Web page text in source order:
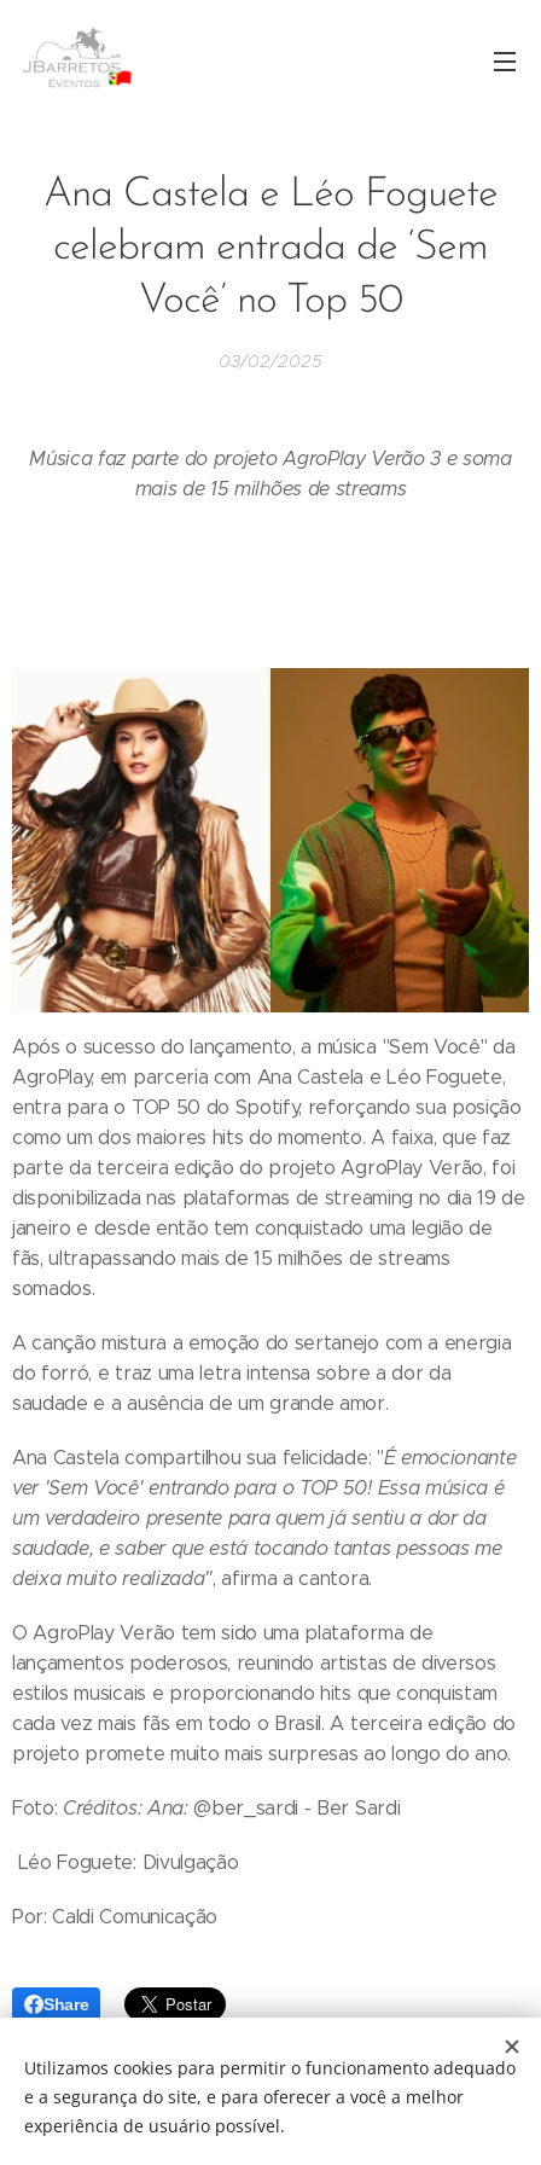
Ana Castela e Léo Foguete
celebram entrada de ‘Sem
Você’ no Top 50
03/02/2025
Música faz parte do projeto AgroPlay Verão 3 e soma
mais de 15 milhões de streams
Após o sucesso do lançamento, a música "Sem Você" da
AgroPlay, em parceria com Ana Castela e Léo Foguete,
entra para o TOP 50 do Spotify, reforçando sua posição
como um dos maiores hits do momento. A faixa, que faz
parte da terceira edição do projeto AgroPlay Verão, foi
disponibilizada nas plataformas de streaming no dia 19 de
janeiro e desde então tem conquistado uma legião de
fãs, ultrapassando mais de 15 milhões de streams
somados.
A canção mistura a emoção do sertanejo com a energia
do forró, e traz uma letra intensa sobre a dor da
saudade e a ausência de um grande amor.
Ana Castela compartilhou sua felicidade: "É emocionante
ver 'Sem Você' entrando para o TOP 50! Essa música é
um verdadeiro presente para quem já sentiu a dor da
saudade, e saber que está tocando tantas pessoas me
deixa muito realizada", afirma a cantora.
O AgroPlay Verão tem sido uma plataforma de
lançamentos poderosos, reunindo artistas de diversos
estilos musicais e proporcionando hits que conquistam
cada vez mais fãs em todo o Brasil. A terceira edição do
projeto promete muito mais surpresas ao longo do ano.
Foto: Créditos: Ana:@ber_sardi - Ber Sardi
Léo Foguete: Divulgação
Por: Caldi Comunicação
Share
Utilizamos cookies para permitir o funcionamento adequado
e a segurança do site, e para oferecer a você a melhor
experiência de usuário possível.